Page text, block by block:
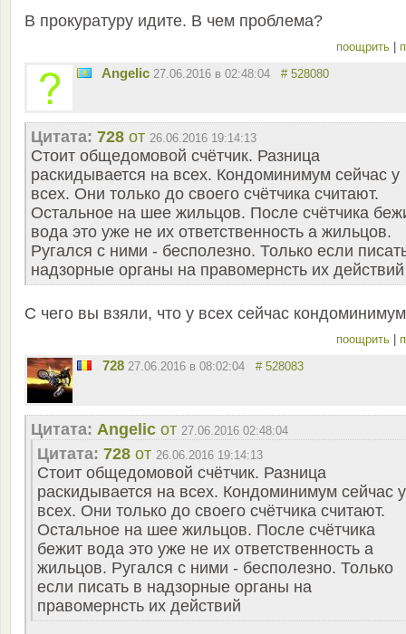
В прокуратуру идите. В чем проблема?
поощрить
Angelic 27.06.2016 в 02:48:04 # 528080
Цитата: 728 от 26.06.2016 19:14:13
Стоит общедомовой счётчик. Разница
раскидывается на всех. Кондоминимум сейчас у
всех. Они только до своего счётчика считают.
Остальное на шее жильцов. После счётчика
вода это уже не их ответственность а жильцов.
Ругался с ними - бесполезно. Только если
надзорные органы на правомернсть их действий
С чего вы взяли, что у всех сейчас
поощрить
728 27.06.2016 в 08:02:04 # 528083
Цитата: Angelic от 27.06.2016 02:48:04
Цитата: 728 от 26.06.2016 19:14:13
Стоит общедомовой счётчик. Разница
раскидывается на всех. Кондоминимум сейчас у
всех. Они только до своего счётчика считают.
Остальное на шее жильцов. После счётчика
бежит вода это уже не их ответственность а
жильцов. Ругался с ними - бесполезно. Только
если писать в надзорные органы на
правомернсть их действий